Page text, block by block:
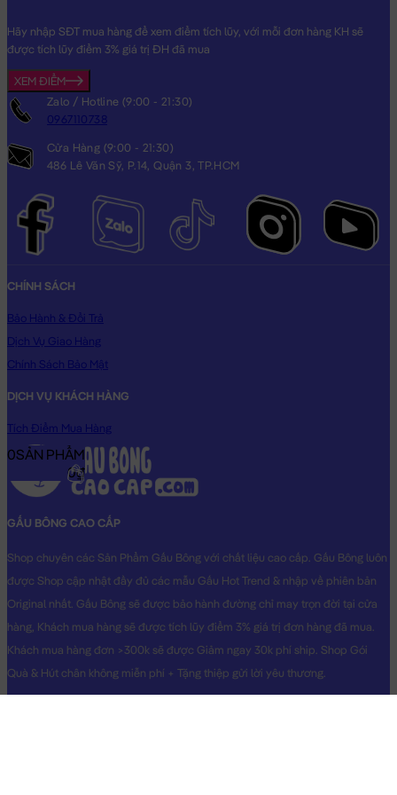
Hãy nhập SĐT mua hàng để xem điểm tích lũy, với mỗi đơn hàng KH sẽ
được tích lũy điểm 3% giá trị ĐH đã mua
XEM ĐIỂM
Zalo / Hotline (9:00 - 21:30)
0967110738
Cửa Hàng (9:00 - 21:30)
486 Lê Văn Sỹ, P.14, Quận 3, TP.HCM
CHÍNH SÁCH
Bảo Hành & Đổi Trả
Dịch Vụ Giao Hàng
Chính Sách Bảo Mật
DỊCH VỤ KHÁCH HÀNG
Tích Điểm Mua Hàng
GẤU BÔNG CAO CẤP
Shop chuyên các Sản Phẩm Gấu Bông với chất liệu cao cấp. Gấu Bông luôn
được Shop cập nhật đầy đủ các mẫu Gấu Hot Trend & nhập về phiên bản
Original nhất. Gấu Bông sẽ được bảo hành đường chỉ may trọn đời tại cửa
hàng, Khách mua hàng sẽ được tích lũy điểm 3% giá trị đơn hàng đã mua.
Khách mua hàng đơn >300k sẽ được Giảm ngay 30k phí ship. Shop Gói
Quà & Hút chân không miễn phí + Tặng thiệp gửi lời yêu thương.
0SẢN PHẨM
0₫